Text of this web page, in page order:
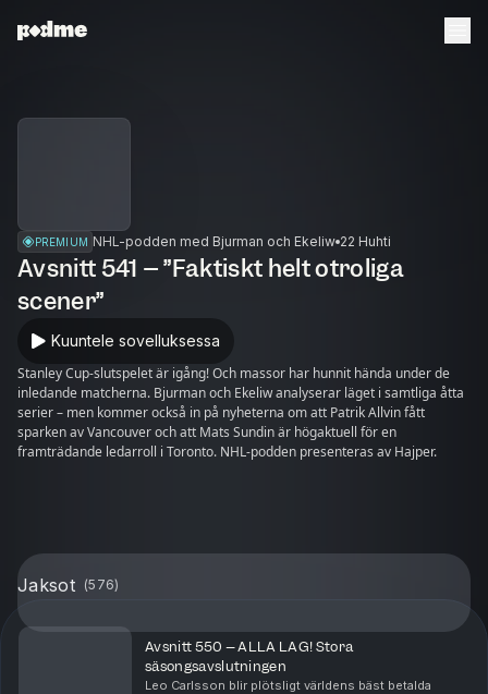
PREMIUM NHL-podden med Bjurman och Ekeliw 22 Huhti
Avsnitt 541 – ”Faktiskt helt otroliga
scener”
Kuuntele sovelluksessa
Stanley Cup-slutspelet är igång! Och massor har hunnit hända under de
inledande matcherna. Bjurman och Ekeliw analyserar läget i samtliga åtta
serier – men kommer också in på nyheterna om att Patrik Allvin fått
sparken av Vancouver och att Mats Sundin är högaktuell för en
framträdande ledarroll i Toronto. NHL-podden presenteras av Hajper.
Jaksot (576)
Avsnitt 550 – ALLA LAG! Stora
säsongsavslutningen
Leo Carlsson blir plötsligt världens bäst betalda